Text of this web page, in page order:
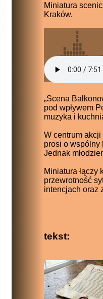
Miniatura
Kraków.
„Scena
pod wpływem
muzyka i
W centrum
prosi o wspólny
Jednak
Miniatura
przewrotność
intencjach oraz
tekst: